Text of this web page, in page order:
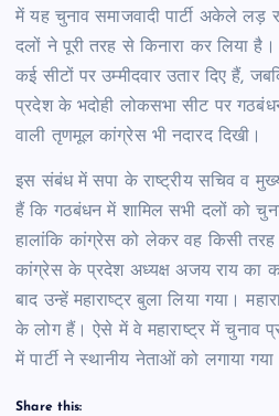
में यह चुनाव समाजवादी पार्टी अकेले लड़
दलों ने पूरी तरह से किनारा कर लिया है।
कई सीटों पर उम्मीदवार उतार दिए हैं,
प्रदेश के भदोही लोकसभा सीट पर
वाली तृणमूल कांग्रेस भी नदारद दिखी।
इस संबंध में सपा के राष्ट्रीय सचिव व
हैं कि गठबंधन में शामिल सभी दलों को
हालांकि कांग्रेस को लेकर वह किसी तरह
कांग्रेस के प्रदेश अध्यक्ष अजय राय का
बाद उन्हें महाराष्ट्र बुला लिया गया।
के लोग हैं। ऐसे में वे महाराष्ट्र में चुनाव
में पार्टी ने स्थानीय नेताओं को लगाया गया
Share this: